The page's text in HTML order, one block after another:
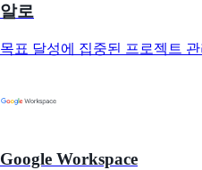
알로
목표 달성에 집중된 프로젝트
Google Workspace